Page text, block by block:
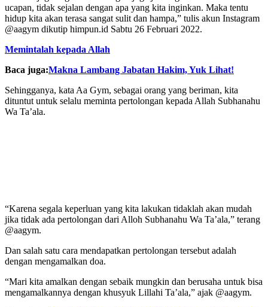
ucapan, tidak sejalan dengan apa yang kita inginkan. Maka tentu
hidup kita akan terasa sangat sulit dan hampa,” tulis akun Instagram
@aagym dikutip himpun.id Sabtu 26 Februari 2022.
Memintalah kepada Allah
Baca juga:Makna Lambang Jabatan Hakim, Yuk Lihat!
Sehingganya, kata Aa Gym, sebagai orang yang beriman, kita
dituntut untuk selalu meminta pertolongan kepada Allah Subhanahu
Wa Ta’ala.
“Karena segala keperluan yang kita lakukan tidaklah akan mudah
jika tidak ada pertolongan dari Alloh Subhanahu Wa Ta’ala,” terang
@aagym.
Dan salah satu cara mendapatkan pertolongan tersebut adalah
dengan mengamalkan doa.
“Mari kita amalkan dengan sebaik mungkin dan berusaha untuk bisa
mengamalkannya dengan khusyuk Lillahi Ta’ala,” ajak @aagym.